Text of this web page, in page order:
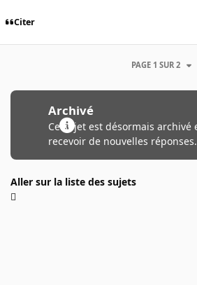
Citer
PAGE 1 SUR 2
Archivé
Ce sujet est désormais archivé
recevoir de nouvelles réponses.
Aller sur la liste des sujets